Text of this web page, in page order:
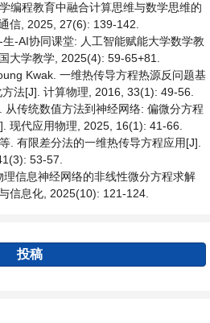
编程教育中融合计算思维与数学思维的
信, 2025, 27(6): 139-142.
-AI协同课堂: 人工智能赋能大学数学教
大学教学, 2025(4): 59-65+81.
Kwak. 一维热传导方程热源反问题基
法[J]. 计算物理, 2016, 33(1): 49-56.
从传统数值方法到神经网络: 偏微分方程
现代应用物理, 2025, 16(1): 41-66.
. 有限差分法的一维热传导方程应用[J].
53-57.
信息神经网络的非线性微分方程求解
信息化, 2025(10): 121-124.
投稿